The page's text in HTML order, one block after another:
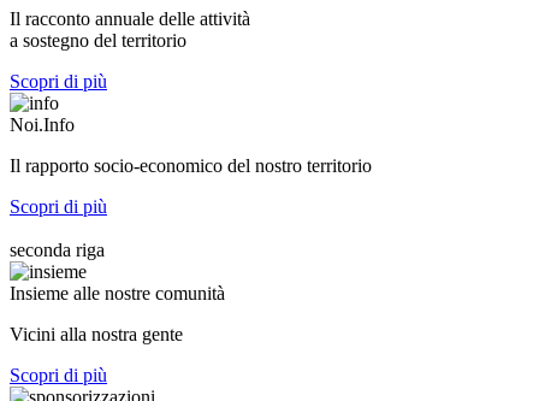
Il racconto annuale delle attività
a sostegno del territorio
Scopri di più
Noi.Info
Il rapporto socio-economico del nostro territorio
Scopri di più
seconda riga
Insieme alle nostre comunità
Vicini alla nostra gente
Scopri di più